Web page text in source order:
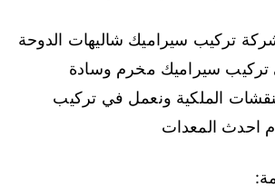
تركيب سيراميك شاليهات الدوحة
سيراميك مخرم وسادة
الملكية ونعمل في تركيب
احدث المعدات